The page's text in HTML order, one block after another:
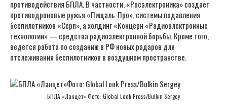
противодействия БПЛА. В частности, «Росэлектроника» создает
противодроновые ружья «Пищаль-Про», системы подавления
беспилотников «Серп», а холдинг «Концерн «Радиоэлектронные
технологии» — средства радиоэлектронной борьбы. Кроме того,
ведется работа по созданию в РФ новых радаров для
отслеживания беспилотников в воздушном пространстве.
БПЛА «Ланцет» Фото: Global Look Press/Bulkin Sergey